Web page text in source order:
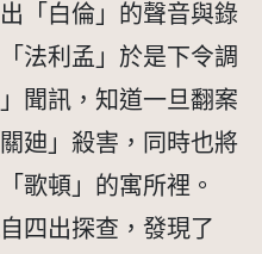
「白倫」的聲音與錄
法利孟」於是下令調
聞訊，知道一旦翻案
廸」殺害，同時也將
歌頓」的寓所裡。
四出探查，發現了